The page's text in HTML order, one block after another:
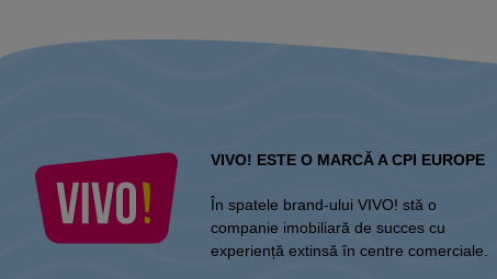
VIVO! ESTE O MARCĂ A CPI EUROPE
În spatele brand-ului VIVO! stă o
companie imobiliară de succes cu
experiență extinsă în centre comerciale.